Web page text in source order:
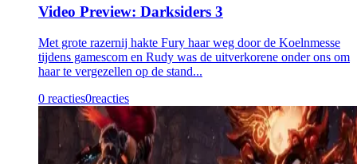
Video Preview: Darksiders 3
Met grote razernij hakte Fury haar weg door de Koelnmesse
tijdens gamescom en Rudy was de uitverkorene onder ons om
haar te vergezellen op de stand...
0 reacties0reacties